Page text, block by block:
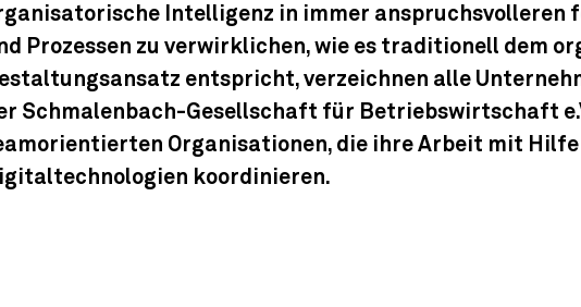
Intelligenz in immer anspruchsvolleren
Prozessen zu verwirklichen, wie es traditionell dem
entspricht, verzeichnen alle
Schmalenbach-Gesellschaft für Betriebswirtschaft
Organisationen, die ihre Arbeit mit Hilfe
koordinieren.